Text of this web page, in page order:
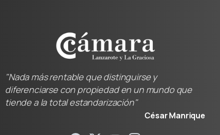
"Nada más rentable que distinguirse y
diferenciarse con propiedad en un mundo que
tiende a la total estandarización"
César Manrique